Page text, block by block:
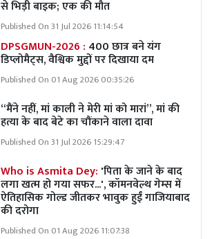
से भिड़ी बाइक; एक की मौत
Published On 31 Jul 2026 11:14:54
DPSGMUN-2026 : 400 छात्र बने यंग
डिप्लोमैट्स, वैश्विक मुद्दों पर दिखाया दम
Published On 01 Aug 2026 00:35:26
“मैंने नहीं, मां काली ने मेरी मां को मारां”, मां की
हत्या के बाद बेटे का चौंकाने वाला दावा
Published On 31 Jul 2026 15:29:47
Who is Asmita Dey: 'पिता के जाने के बाद
लगा खत्म हो गया सफर...', कॉमनवेल्थ गेम्स में
ऐतिहासिक गोल्ड जीतकर भावुक हुईं गाजियाबाद
की दरोगा
Published On 01 Aug 2026 11:07:38